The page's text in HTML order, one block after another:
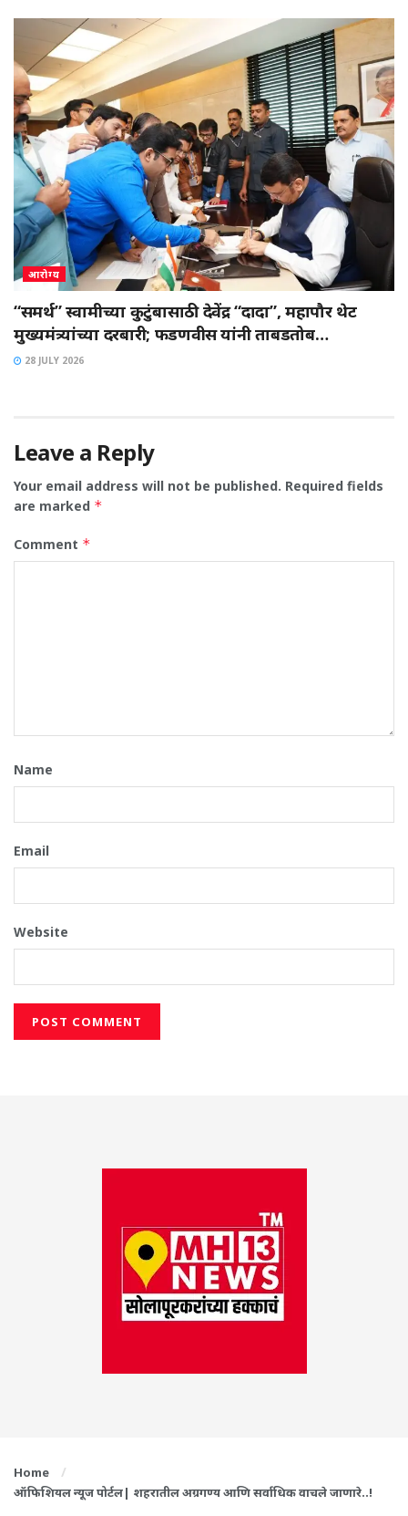
आरोग्य
“समर्थ” स्वामीच्या कुटुंबासाठी देवेंद्र “दादा”, महापौर थेट
मुख्यमंत्र्यांच्या दरबारी; फडणवीस यांनी ताबडतोब…
28 JULY 2026
Leave a Reply
Your email address will not be published. Required fields
are marked *
Comment *
Name
Email
Website
Home
ऑफिशियल न्यूज पोर्टल| शहरातील अग्रगण्य आणि सर्वाधिक वाचले जाणारे..!